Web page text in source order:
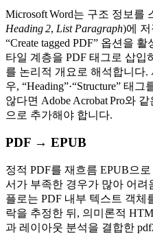
Microsoft Word는 구조 정보를
Heading 2, List Paragraph)에 저
“Create tagged PDF” 옵션을 활
타일 계층을 PDF 태그로 삽입
를 논리적 개요로 해석합니다.
우, “Heading”·“Structure” 태
않다면 Adobe Acrobat Pro와
으로 추가해야 합니다.
PDF → EPUB
정적 PDF를 재흐름 EPUB으
서가 부족한 경우가 많아 어려
플로는 PDF 내부 텍스트 객체
락을 추정한 뒤, 의미론적
과 레이아웃 분석을 결합한